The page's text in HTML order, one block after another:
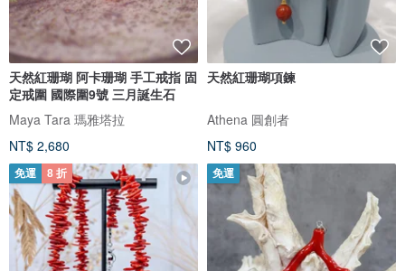
天然紅珊瑚 阿卡珊瑚 手工戒指 固
定戒圍 國際圍9號 三月誕生石
Maya Tara 瑪雅塔拉
NT$ 2,680
天然紅珊瑚項鍊
Athena 圓創者
NT$ 960
免運 8 折 免運